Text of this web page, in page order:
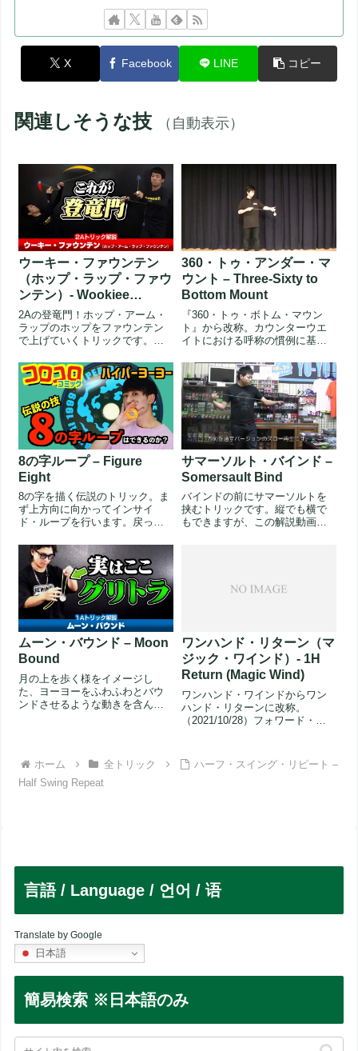
X Facebook LINE コピー
関連しそうな技 （自動表示）
ウーキー・ファウンテン
（ホップ・ラップ・ファウ
ンテン）- Wookiee
Fountain (Hop Wrap
Fountain)
2Aの登竜門！ホップ・アーム・
ラップのホップをファウンテン
で上げていくトリックです。ホ
回数が...
360・トゥ・アンダー・マ
ウント – Three-Sixty to
Bottom Mount
『360・トゥ・ボトム・マウン
ト』から改称。カウンターウエ
イトにおける呼称の慣例に基づ
8の字ループ – Figure
Eight
8の字を描く伝説のトリック。ま
ず上方向に向かってインサイ
ド・ループを行います。戻って
はなく下...
サマーソルト・バインド –
Somersault Bind
バインドの前にサマーソルトを
挟むトリックです。縦でも横で
もできますが、この解説動画で
ムーン・バウンド – Moon
Bound
月の上を歩く様をイメージし
た、ヨーヨーをふわふわとバウ
ンドさせるような動きを含んだ
ワンハンド・リターン（マ
ジック・ワインド）- 1H
Return (Magic Wind)
ワンハンド・ワインドからワン
ハンド・リターンに改称。
（2021/10/28）フォワード・パ
ホーム
全トリック
ハーフ・スイング・リピート –
Half Swing Repeat
言語 / Language / 언어 / 语
Translate by Google
日本語
簡易検索 ※日本語のみ